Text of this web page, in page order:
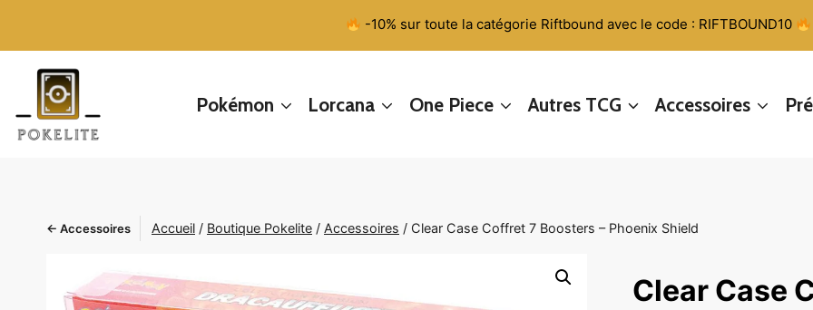
-10% sur toute la catégorie Riftbound avec le code : RIFTBOUND10
Pokémon Lorcana One Piece Autres TCG Accessoires
← Accessoires Accueil / Boutique Pokelite / Accessoires / Clear Case Coffret 7 Boosters – Phoenix Shield
Clear Case